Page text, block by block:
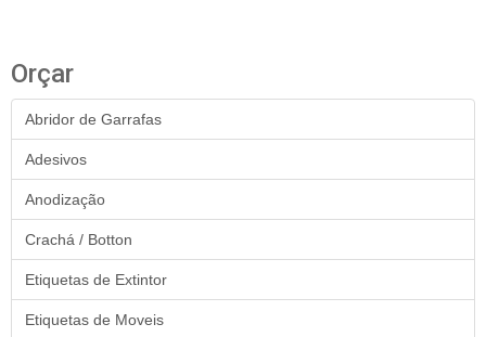
Orçar
Abridor de Garrafas
Adesivos
Anodização
Crachá / Botton
Etiquetas de Extintor
Etiquetas de Moveis